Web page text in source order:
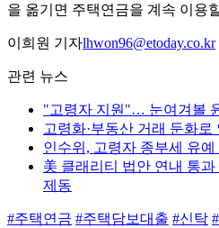
을 옮기면 주택연금을 계속 이용
이희원 기자lhwon96@etoday.co.kr
관련 뉴스
"고령자 지원"… 눈여겨볼
고령화·부동산 거래 둔화로
인수위, 고령자 종부세 유
美 클래리티 법안 연내 통
제동
#주택연금 #주택담보대출 #신탁